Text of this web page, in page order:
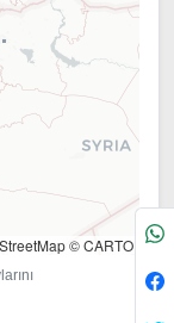
© CARTO